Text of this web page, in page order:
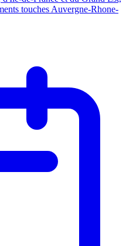
touches Auvergne-Rhone-